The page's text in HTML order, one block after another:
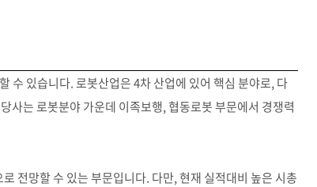
수 있습니다. 로봇산업은 4차 산업에 있어 핵심 분야로, 다
사는 로봇분야 가운데 이족보행, 협동로봇 부문에서 경쟁력
전망할 수 있는 부문입니다. 다만, 현재 실적대비 높은 시총